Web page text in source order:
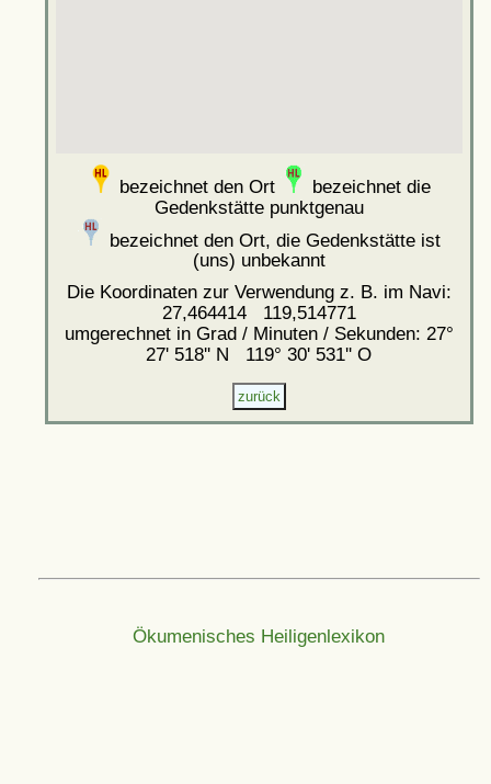
bezeichnet den Ort
bezeichnet die
Gedenkstätte punktgenau
bezeichnet den Ort, die Gedenkstätte ist
(uns) unbekannt
Die Koordinaten zur Verwendung z. B. im Navi:
27,464414 119,514771
umgerechnet in Grad / Minuten / Sekunden: 27°
27' 518'' N 119° 30' 531'' O
Ökumenisches Heiligenlexikon